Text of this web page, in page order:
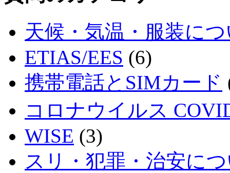
天候・気温・服装に
ETIAS/EES (6)
携帯電話とSIMカード
コロナウイルス
WISE (3)
スリ・犯罪・治安に